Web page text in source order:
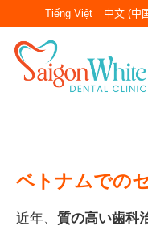
ン
Tiếng Việt 中文 (中
ベトナムでの
近年、 質の高い歯科